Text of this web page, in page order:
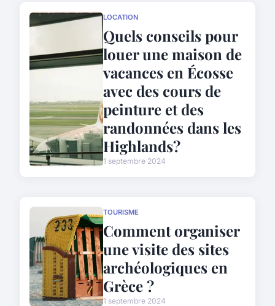
LOCATION
Quels conseils pour
louer une maison de
vacances en Écosse
avec des cours de
peinture et des
randonnées dans les
Highlands?
1 septembre 2024
TOURISME
Comment organiser
une visite des sites
archéologiques en
Grèce ?
1 septembre 2024